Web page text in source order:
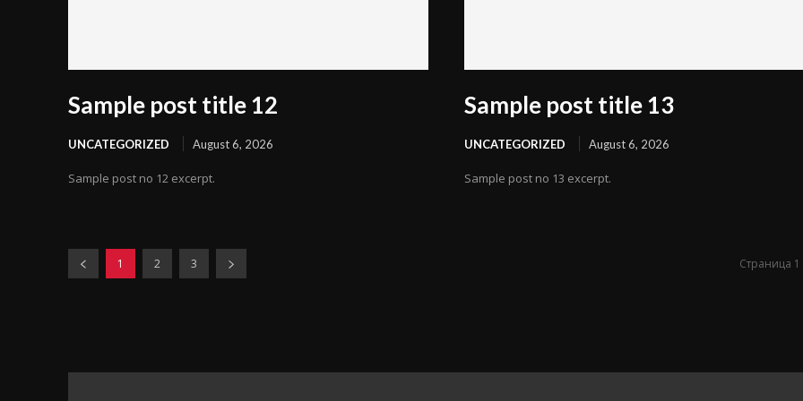
Sample post title 12
UNCATEGORIZED August 6, 2026
Sample post no 12 excerpt.
Sample post title 13
UNCATEGORIZED August 6, 2026
Sample post no 13 excerpt.
1 2 3 Страница 1